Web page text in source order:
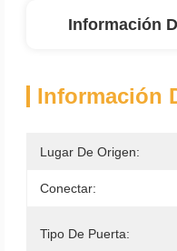
Información
Información
Lugar De Origen:
Conectar:
Tipo De Puerta: